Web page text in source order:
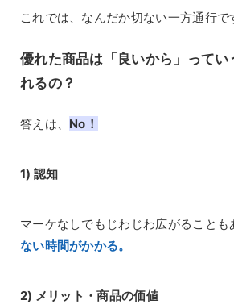
これでは、なんだか切ない一方通行で
優れた商品は「良いから」ってい
れるの？
答えは、 No！
1) 認知
マーケなしでもじわじわ広がることも
ない時間がかかる。
2) メリット・商品の価値